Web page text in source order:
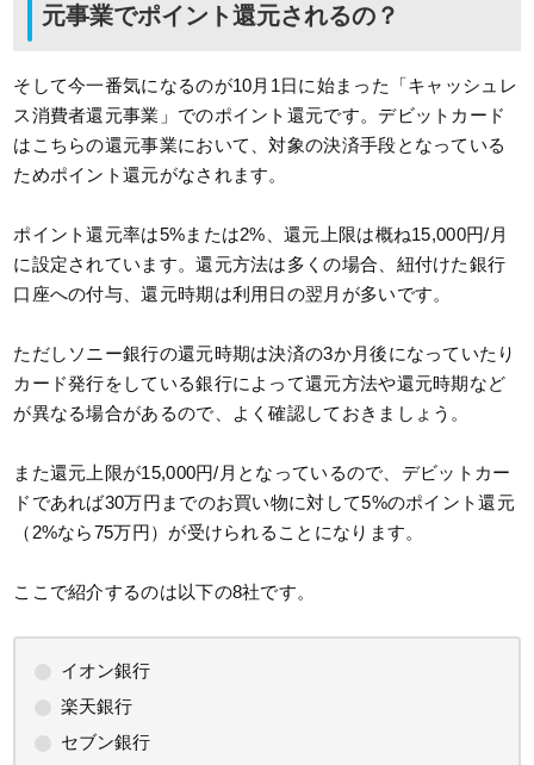
元事業でポイント還元されるの？
そして今一番気になるのが10月1日に始まった「キャッシュレ
ス消費者還元事業」でのポイント還元です。デビットカード
はこちらの還元事業において、対象の決済手段となっている
ためポイント還元がなされます。
ポイント還元率は5%または2%、還元上限は概ね15,000円/月
に設定されています。還元方法は多くの場合、紐付けた銀行
口座への付与、還元時期は利用日の翌月が多いです。
ただしソニー銀行の還元時期は決済の3か月後になっていたり
カード発行をしている銀行によって還元方法や還元時期など
が異なる場合があるので、よく確認しておきましょう。
また還元上限が15,000円/月となっているので、デビットカー
ドであれば30万円までのお買い物に対して5%のポイント還元
（2%なら75万円）が受けられることになります。
ここで紹介するのは以下の8社です。
イオン銀行
楽天銀行
セブン銀行